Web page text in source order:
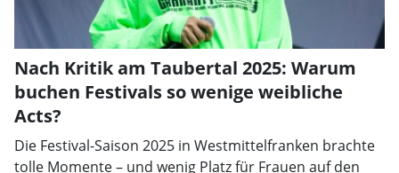
Nach Kritik am Taubertal 2025: Warum
buchen Festivals so wenige weibliche
Acts?
Die Festival-Saison 2025 in Westmittelfranken brachte
tolle Momente – und wenig Platz für Frauen auf den